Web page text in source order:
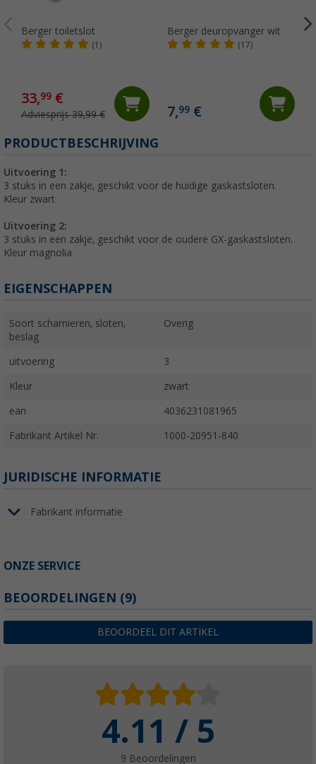
Berger toiletslot
(1)
33,99 €
Adviesprijs 39,99 €
Berger deuropvanger wit
(17)
7,99€
PRODUCTBESCHRIJVING
Uitvoering 1:
3 stuks in een zakje, geschikt voor de huidige gaskastsloten.
Kleur zwart
Uitvoering 2:
3 stuks in een zakje, geschikt voor de oudere GX-gaskastsloten.
Kleur magnolia
EIGENSCHAPPEN
Soort scharnieren, sloten,
beslag
Overig
uitvoering 3
Kleur zwart
ean 4036231081965
Fabrikant Artikel Nr. 1000-20951-840
JURIDISCHE INFORMATIE
Fabrikant informatie
ONZE SERVICE
BEOORDELINGEN (9)
BEOORDEEL DIT ARTIKEL
4.11 / 5
9 Beoordelingen